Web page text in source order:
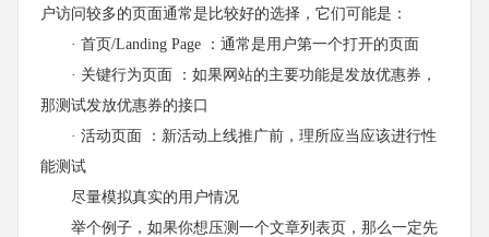
户访问较多的页面通常是比较好的选择，它们可能是：
· 首页/Landing Page ：通常是用户第一个打开的页面
· 关键行为页面 ：如果网站的主要功能是发放优惠券，
那测试发放优惠券的接口
· 活动页面 ：新活动上线推广前，理所应当应该进行性
能测试
尽量模拟真实的用户情况
举个例子，如果你想压测一个文章列表页，那么一定先